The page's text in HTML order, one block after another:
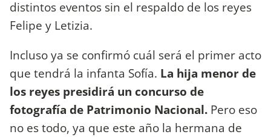
distintos eventos sin el respaldo de los reyes
Felipe y Letizia.
Incluso ya se confirmó cuál será el primer acto
que tendrá la infanta Sofía. La hija menor de
los reyes presidirá un concurso de
fotografía de Patrimonio Nacional. Pero eso
no es todo, ya que este año la hermana de